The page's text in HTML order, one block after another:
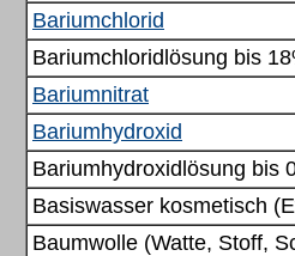
Bariumchlorid
Bariumchloridlösung bis
Bariumnitrat
Bariumhydroxid
Bariumhydroxidlösung bis
Basiswasser kosmetisch
Baumwolle (Watte, Stoff,